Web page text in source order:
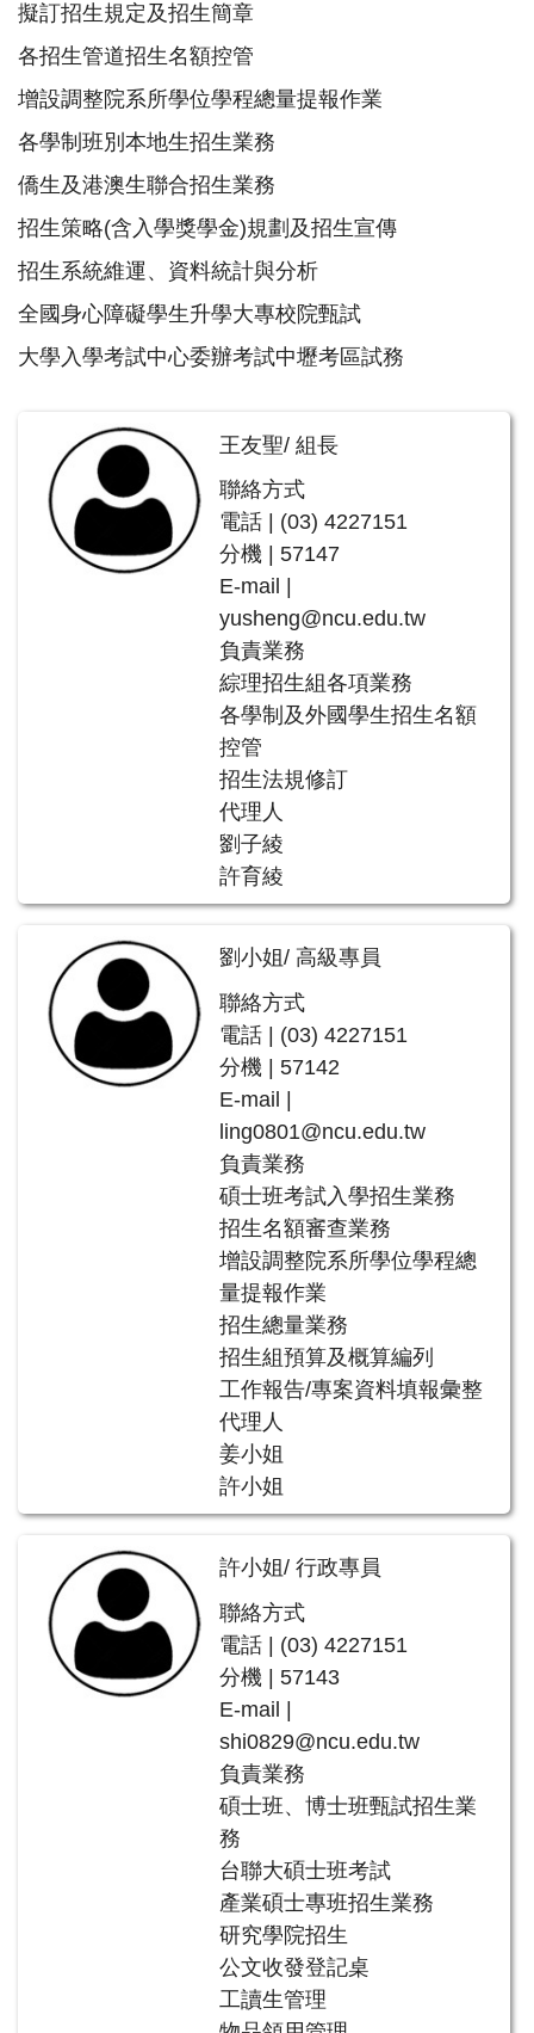
擬訂招生規定及招生簡章
各招生管道招生名額控管
增設調整院系所學位學程總量提報作業
各學制班別本地生招生業務
僑生及港澳生聯合招生業務
招生策略(含入學獎學金)規劃及招生宣傳
招生系統維運、資料統計與分析
全國身心障礙學生升學大專校院甄試
大學入學考試中心委辦考試中壢考區試務
王友聖/ 組長
聯絡方式
電話 | (03) 4227151
分機 | 57147
E-mail |
yusheng@ncu.edu.tw
負責業務
綜理招生組各項業務
各學制及外國學生招生名額
控管
招生法規修訂
代理人
劉子綾
許育綾
劉小姐/ 高級專員
聯絡方式
電話 | (03) 4227151
分機 | 57142
E-mail |
ling0801@ncu.edu.tw
負責業務
碩士班考試入學招生業務
招生名額審查業務
增設調整院系所學位學程總
量提報作業
招生總量業務
招生組預算及概算編列
工作報告/專案資料填報彙整
代理人
姜小姐
許小姐
許小姐/ 行政專員
聯絡方式
電話 | (03) 4227151
分機 | 57143
E-mail |
shi0829@ncu.edu.tw
負責業務
碩士班、博士班甄試招生業
務
台聯大碩士班考試
產業碩士專班招生業務
研究學院招生
公文收發登記桌
工讀生管理